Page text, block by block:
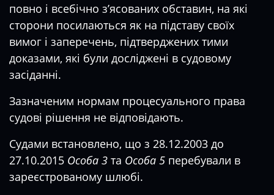
повно і всебічно з’ясованих обставин, на які
сторони посилаються як на підставу своїх
вимог і заперечень, підтверджених тими
доказами, які були досліджені в судовому
засіданні.
Зазначеним нормам процесуального права
судові рішення не відповідають.
Судами встановлено, що з 28.12.2003 до
27.10.2015 Особа 3 та Особа 5 перебували в
зареєстрованому шлюбі.